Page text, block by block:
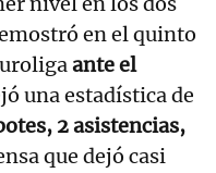
en el quinto
ante el
una estadística de
2 asistencias,
que dejó casi